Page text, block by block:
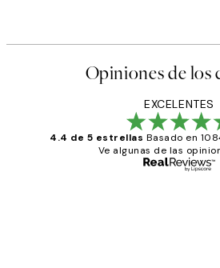
Opiniones de los
EXCELENTES
4.4 de 5 estrellas Basado en
Ve algunas de las